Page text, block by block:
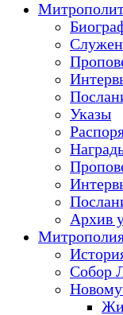
Указы
Архив
Собор